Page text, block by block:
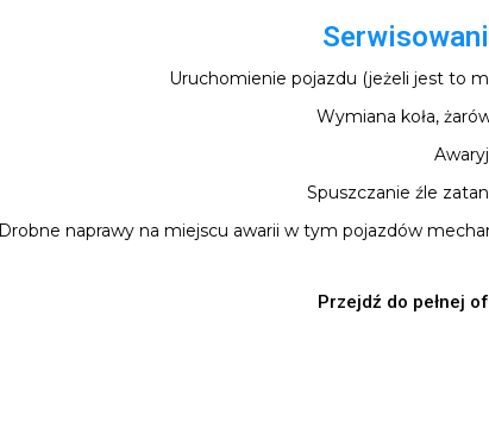
Uruchomienie pojazdu (jeżeli jest to
Wymiana koła,
Spuszczanie źle
Drobne naprawy na miejscu awarii w tym pojazdów
Przejdź do pełnej